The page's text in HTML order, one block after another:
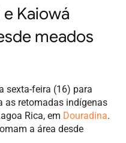
Kaiowá
meados
sexta-feira (16) para
as retomadas indígenas
Rica, em Douradina.
a área desde